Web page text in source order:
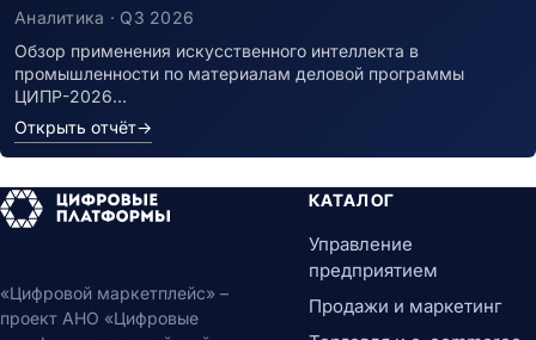
Аналитика · Q3 2026
Обзор применения искусственного интеллекта в
промышленности по материалам деловой программы
ЦИПР-2026…
Открыть отчёт→
«Цифровой маркетплейс» –
проект АНО «Цифровые
КАТАЛОГ
Управление
предприятием
Продажи и маркетинг